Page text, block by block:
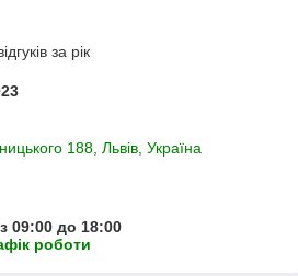
за рік
188, Львів, Україна
09:00 до 18:00
роботи